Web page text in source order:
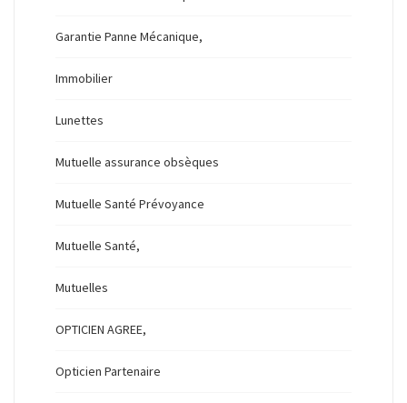
Garantie Panne Mécanique,
Immobilier
Lunettes
Mutuelle assurance obsèques
Mutuelle Santé Prévoyance
Mutuelle Santé,
Mutuelles
OPTICIEN AGREE,
Opticien Partenaire